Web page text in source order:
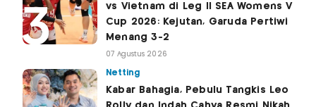
vs Vietnam di Leg II SEA Womens V
Cup 2026: Kejutan, Garuda Pertiwi
Menang 3-2
07 Agustus 2026
Netting
Kabar Bahagia, Pebulu Tangkis Leo